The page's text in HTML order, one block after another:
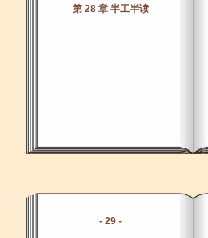
第 28 章 半工半读
- 29 -